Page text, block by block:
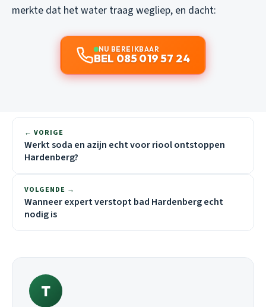
merkte dat het water traag wegliep, en dacht:
NU BEREIKBAAR
BEL 085 019 57 24
← VORIGE
Werkt soda en azijn echt voor riool ontstoppen
Hardenberg?
VOLGENDE →
Wanneer expert verstopt bad Hardenberg echt
nodig is
T